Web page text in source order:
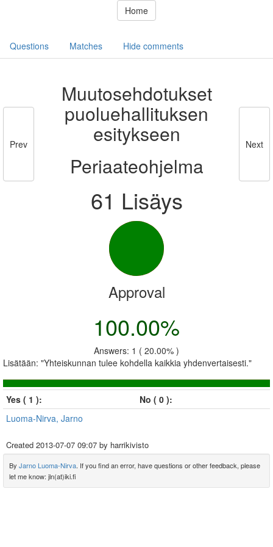
Home
Questions Matches Hide comments
Prev
Muutosehdotukset
puoluehallituksen
esitykseen
Periaateohjelma
61 Lisäys
Next
Approval
100.00%
Answers: 1 ( 20.00% )
Lisätään: "Yhteiskunnan tulee kohdella kaikkia yhdenvertaisesti."
Yes ( 1 ):
No ( 0 ):
Luoma-Nirva, Jarno
Created 2013-07-07 09:07 by harrikivisto
By Jarno Luoma-Nirva. If you find an error, have questions or other feedback, please
let me know: jln(at)iki.fi